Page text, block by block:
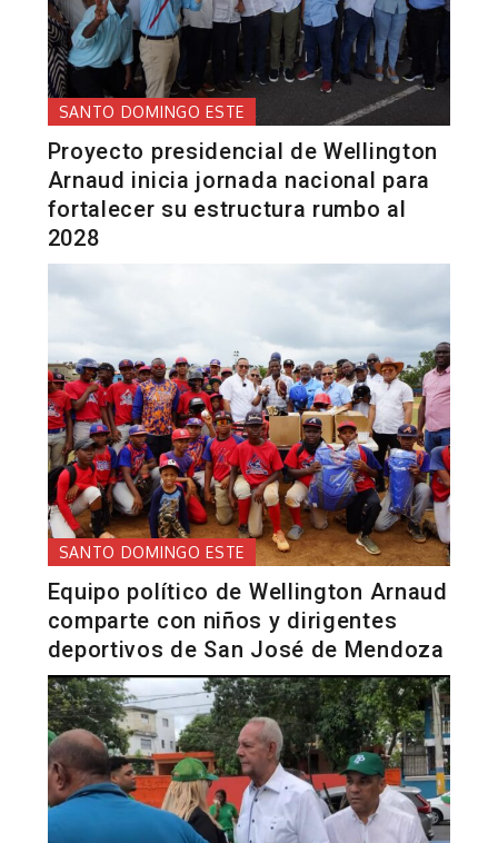
SANTO DOMINGO ESTE
Proyecto presidencial de Wellington
Arnaud inicia jornada nacional para
fortalecer su estructura rumbo al
2028
SANTO DOMINGO ESTE
Equipo político de Wellington Arnaud
comparte con niños y dirigentes
deportivos de San José de Mendoza